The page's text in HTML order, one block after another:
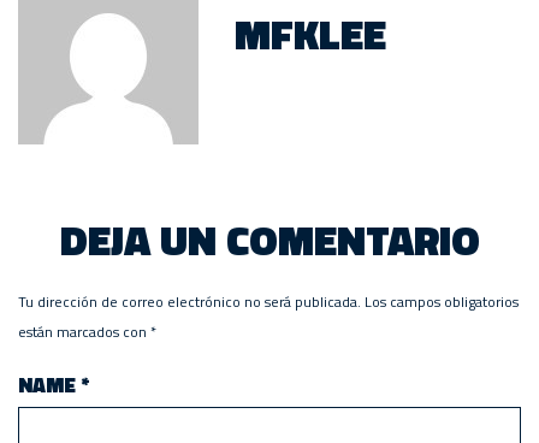
MFKLEE
DEJA UN COMENTARIO
Tu dirección de correo electrónico no será publicada. Los campos obligatorios
están marcados con *
NAME*